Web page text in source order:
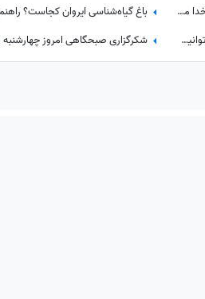
فال حافظ با تفسیر امروز چهارشنبه 14 مرداد 1405 + فیلم / به یاری خدا مشکلات حل و بخت خفته تو از خواب بیدار خواهد شد
فال شمع روزانه امروز چهارشنبه 14 مرداد ماه 1405 / تا جایی که می‌توانید در لحظه حال زندگی کرده و از آن نهایت استفاده را ببرید